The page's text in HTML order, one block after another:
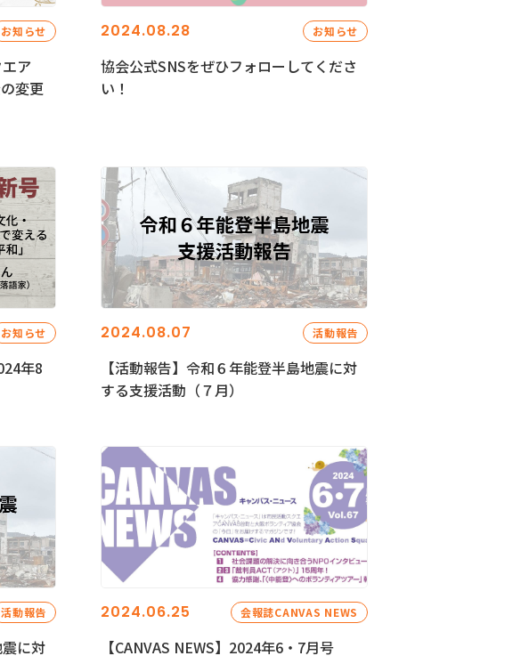
お知らせ
ア
変更
2024.08.28 お知らせ
協会公式SNSをぜひフォローしてくださ
い！
お知らせ
年8
2024.08.07 活動報告
【活動報告】令和６年能登半島地震に対
する支援活動（７月）
活動報告
に対
2024.06.25 会報誌CANVAS NEWS
【CANVAS NEWS】2024年6・7月号